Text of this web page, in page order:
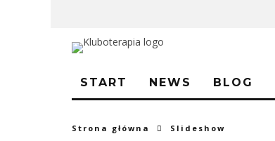
START NEWS BLOG
Strona główna Slideshow